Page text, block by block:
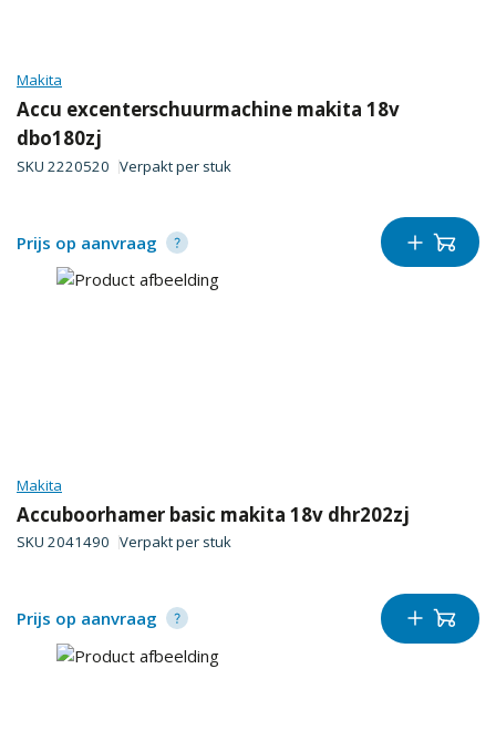
Makita
Accu excenterschuurmachine makita 18v
dbo180zj
SKU 2220520 Verpakt per stuk
Prijs op aanvraag
Makita
Accuboorhamer basic makita 18v dhr202zj
SKU 2041490 Verpakt per stuk
Prijs op aanvraag